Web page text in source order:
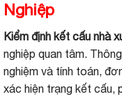
Nghiệp
Kiểm định kết cấu nhà
nghiệp quan tâm.
nghiệm và tính toán,
xác hiện trạng kết cấu,